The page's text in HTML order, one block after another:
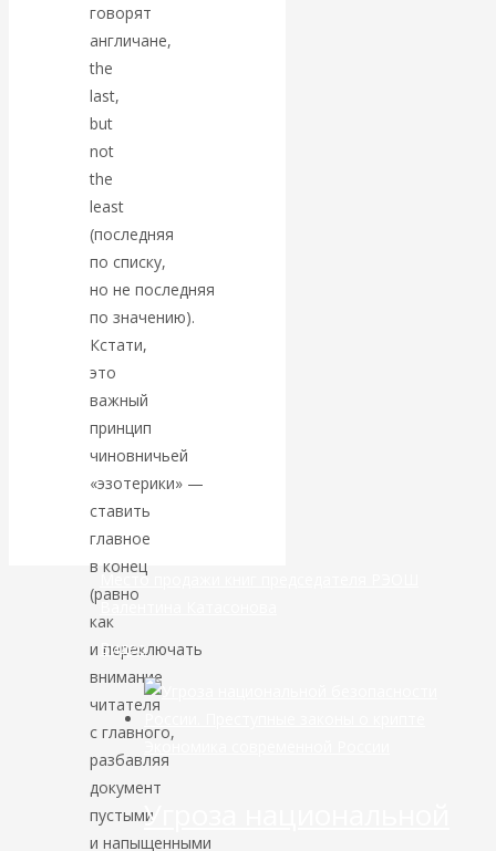
«Об этом
молчат»:
экономист
Валентин
Катасонов
считает, что
кризис в
банковской
сфере России
уже начался
говорят
англичане,
the
last,
but
not
the
least
(последняя
по списку,
но не последняя
по значению).
Кстати,
это
важный
принцип
чиновничьей
«эзотерики» —
ставить
главное
в конец
(равно
как
и переключать
внимание
читателя
с главного,
разбавляя
документ
пустыми
и напыщенными
Место продажи книг председателя РЭОШ
Валентина Катасонова
Видео
Экономика современной России
Угроза национальной